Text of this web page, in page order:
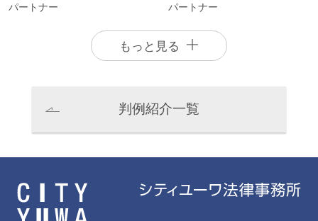
パートナー
パートナー
澤野正明
もっと見る
判例紹介一覧